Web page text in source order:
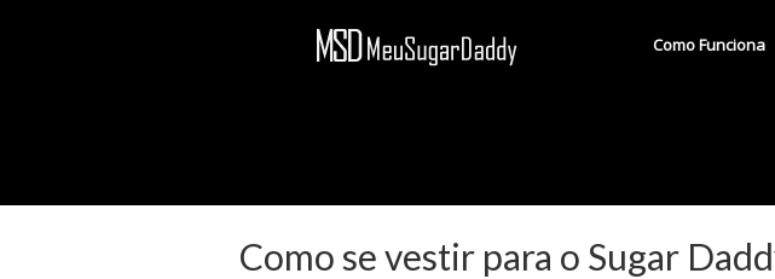
Como Funciona
Como se vestir para o Sugar